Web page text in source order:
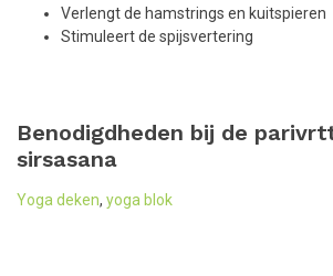
Verlengt de hamstrings en kuitspieren
Stimuleert de spijsvertering
Benodigdheden bij de
sirsasana
Yoga deken, yoga blok